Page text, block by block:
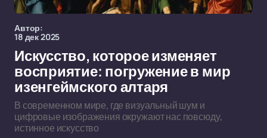
Автор:
18 дек 2025
Искусство, которое изменяет
восприятие: погружение в мир
изенгеймского алтаря
В современном мире, где визуальный шум и
цифровые изображения окружают нас повсюду,
истинное искусство